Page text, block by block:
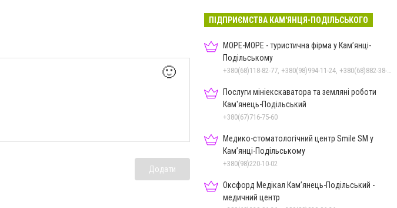
🙂
Додати
ПІДПРИЄМСТВА КАМ'ЯНЦЯ-ПОДІЛЬСЬКОГО
МОРЕ-МОРЕ - туристична фірма у Кам’янці-
Подільському
+380(68)118-82-77, +380(98)994-11-24, +380(68)882-38-28
Послуги мініекскаватора та земляні роботи
Кам'янець-Подільський
+380(67)716-75-60
Медико-стоматологічний центр Smile SM у
Кам’янці-Подільському
+380(98)220-10-02
Оксфорд Медікал Кам’янець-Подільський -
медичний центр